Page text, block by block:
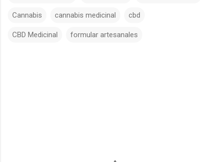
Cannabis cannabis medicinal cbd
CBD Medicinal formular artesanales